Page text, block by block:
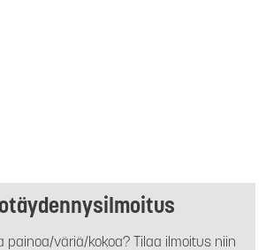
painoa/väriä/kokoa? Tilaa ilmoitus niin